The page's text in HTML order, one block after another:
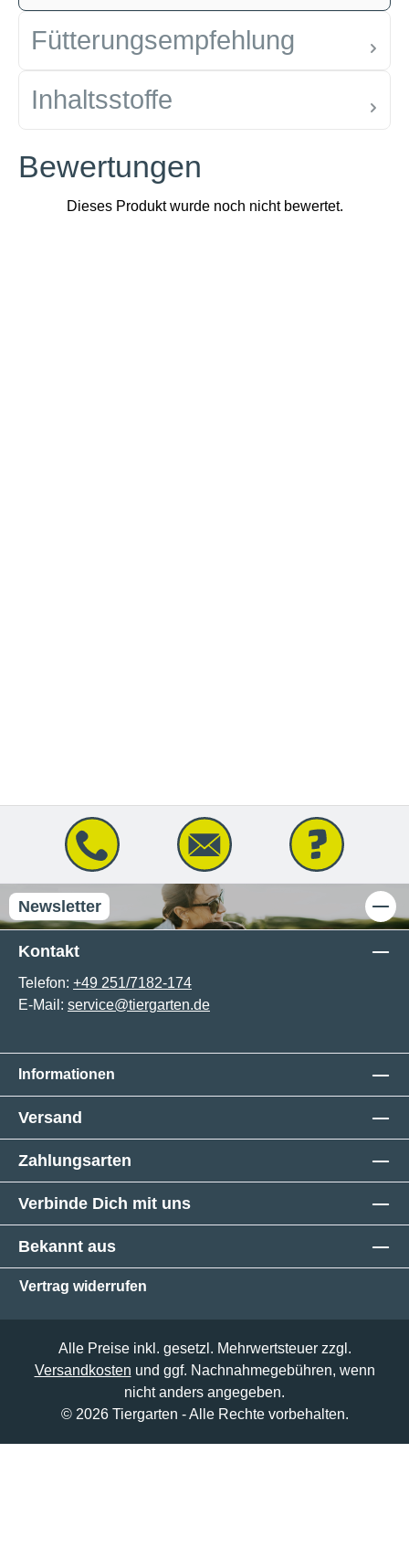
Fütterungsempfehlung
Inhaltsstoffe
Bewertungen
Newsletter
Kontakt
Telefon: +49 251/7182-174
E-Mail: service@tiergarten.de
Informationen
Versand
Zahlungsarten
Verbinde Dich mit uns
Bekannt aus
Vertrag widerrufen
Alle Preise inkl. gesetzl. Mehrwertsteuer zzgl.
Versandkosten und ggf. Nachnahmegebühren, wenn
nicht anders angegeben.
© 2026 Tiergarten - Alle Rechte vorbehalten.